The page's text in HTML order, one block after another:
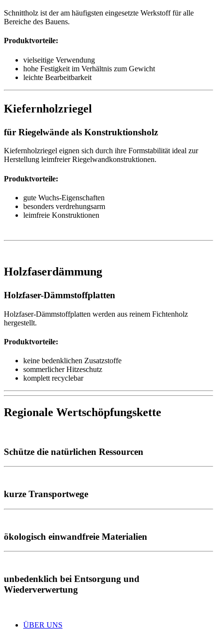
Schnittholz ist der am häufigsten eingesetzte Werkstoff für alle
Bereiche des Bauens.
Produktvorteile:
vielseitige Verwendung
hohe Festigkeit im Verhältnis zum Gewicht
leichte Bearbeitbarkeit
Kiefernholzriegel
für Riegelwände als Konstruktionsholz
Kiefernholzriegel eignen sich durch ihre Formstabilität ideal zur
Herstellung leimfreier Riegelwandkonstruktionen.
Produktvorteile:
gute Wuchs-Eigenschaften
besonders verdrehungsarm
leimfreie Konstruktionen
Holzfaserdämmung
Holzfaser-Dämmstoffplatten
Holzfaser-Dämmstoffplatten werden aus reinem Fichtenholz
hergestellt.
Produktvorteile:
keine bedenklichen Zusatzstoffe
sommerlicher Hitzeschutz
komplett recyclebar
Regionale Wertschöpfungskette
Schütze die natürlichen Ressourcen
kurze Transportwege
ökologisch einwandfreie Materialien
unbedenklich bei Entsorgung und
Wiederverwertung
ÜBER UNS